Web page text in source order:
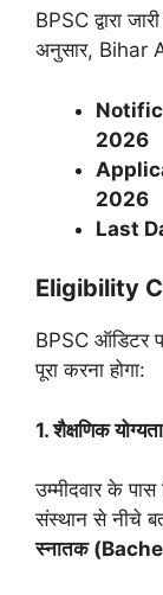
BPSC द्वारा
अनुसार, Bihar
2026
2026
Last
Eligibility
BPSC ऑडिटर
पूरा करना होगा:
1. शैक्षणिक
उम्मीदवार के पास
संस्थान से नीचे
स्नातक